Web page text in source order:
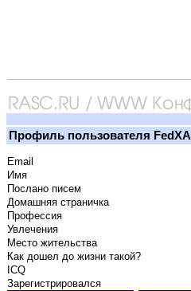
Профиль пользователя FedXA
Email
Имя
Послано писем
Домашняя страничка
Профессия
Увлечения
Место жительства
Как дошел до жизни такой?
ICQ
Зарегистрировался